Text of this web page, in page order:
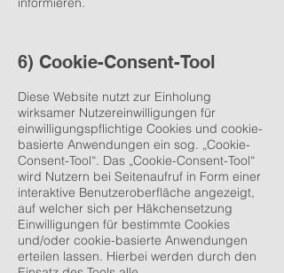
6) Cookie-Consent-Tool
Diese Website nutzt zur Einholung
wirksamer Nutzereinwilligungen für
einwilligungspflichtige Cookies und cookie-
basierte Anwendungen ein sog. „Cookie-
Consent-Tool“. Das „Cookie-Consent-Tool“
wird Nutzern bei Seitenaufruf in Form einer
interaktive Benutzeroberfläche angezeigt,
auf welcher sich per Häkchensetzung
Einwilligungen für bestimmte Cookies
und/oder cookie-basierte Anwendungen
erteilen lassen. Hierbei werden durch den